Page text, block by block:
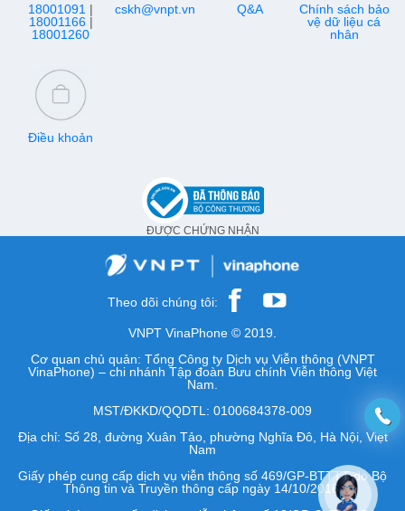
18001091 |
18001166|
18001260
cskh@vnpt.vn Q&A
Chính sách bảo
vệ dữ liệu cá
nhân
Điều khoản
ĐƯỢC CHỨNG NHẬN
Theo dõi chúng tôi:
VNPT VinaPhone © 2019.
Cơ quan chủ quản: Tổng Công ty Dịch vụ Viễn thông (VNPT
VinaPhone) – chi nhánh Tập đoàn Bưu chính Viễn thông Việt
Nam.
MST/ĐKKD/QQDTL: 0100684378-009
Địa chỉ: Số 28, đường Xuân Tảo, phường Nghĩa Đô, Hà Nội, Việt
Nam
Giấy phép cung cấp dịch vụ viễn thông số 469/GP-BTTTT do Bộ
Thông tin và Truyền thông cấp ngày 14/10/2016.